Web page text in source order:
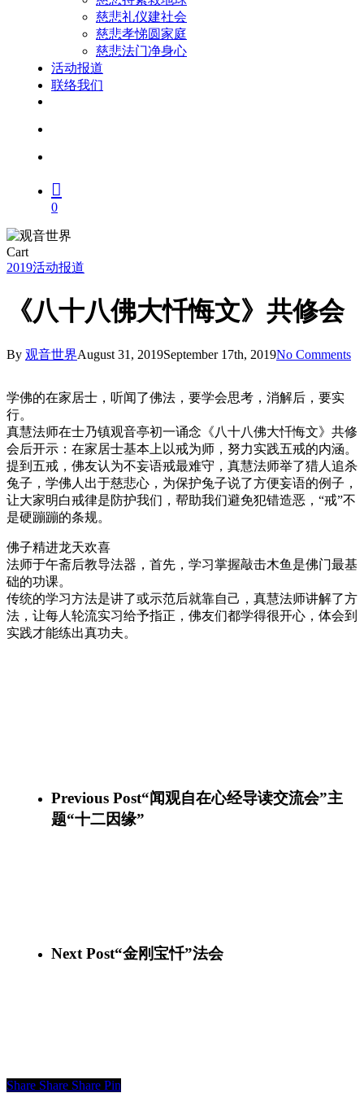
慈悲礼仪建社会
慈悲孝悌圆家庭
慈悲法门净身心
活动报道
联络我们
0
CartClose
Cart
2019活动报道
《八十八佛大忏悔文》共修会
By 观音世界August 31, 2019September 17th, 2019No Comments
学佛的在家居士，听闻了佛法，要学会思考，消解后，要实
行。
真慧法师在士乃镇观音亭初一诵念《八十八佛大忏悔文》共修
会后开示：在家居士基本上以戒为师，努力实践五戒的内涵。
提到五戒，佛友认为不妄语戒最难守，真慧法师举了猎人追杀
兔子，学佛人出于慈悲心，为保护兔子说了方便妄语的例子，
让大家明白戒律是防护我们，帮助我们避免犯错造恶，“戒”不
是硬蹦蹦的条规。
佛子精进龙天欢喜
法师于午斋后教导法器，首先，学习掌握敲击木鱼是佛门最基
础的功课。
传统的学习方法是讲了或示范后就靠自己，真慧法师讲解了方
法，让每人轮流实习给予指正，佛友们都学得很开心，体会到
实践才能练出真功夫。
Previous Post“闻观自在心经导读交流会”主
题“十二因缘”
Next Post“金刚宝忏”法会
Share Share Share Pin